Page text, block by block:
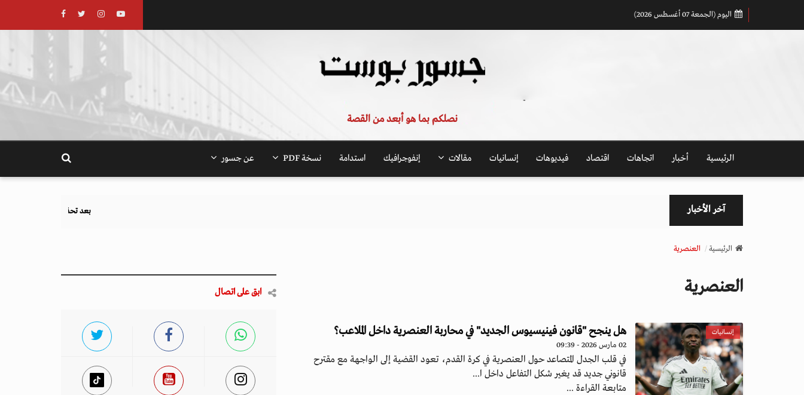
اليوم (الجمعة 07 أغسطس 2026)
نصلكم بما هو أبعد من القصة
الرئيسية أخبار اتجاهات اقتصاد فيديوهات إنسانيات مقالات إنفوجرافيك استدامة نسخة PDF عن جسور
آخر الأخبار بعد تحذيرات أوروبية.. كيف يهدد نظام الغذاء والزراعة
الرئيسية العنصرية
العنصرية
إنسانيات هل ينجح "قانون فينيسيوس الجديد" في محاربة العنصرية داخل الملاعب؟
02 مارس 2026 - 09:39
في قلب الجدل المتصاعد حول العنصرية في كرة القدم، تعود القضية إلى الواجهة مع مقترح
قانوني جديد قد يغير شكل التفاعل داخل ا...
متابعة القراءة ...
ابق على اتصال